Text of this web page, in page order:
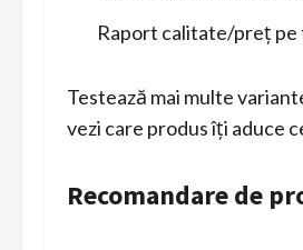
Raport calitate/preț pe
Testează mai multe
vezi care produs îți aduce
Recomandare de